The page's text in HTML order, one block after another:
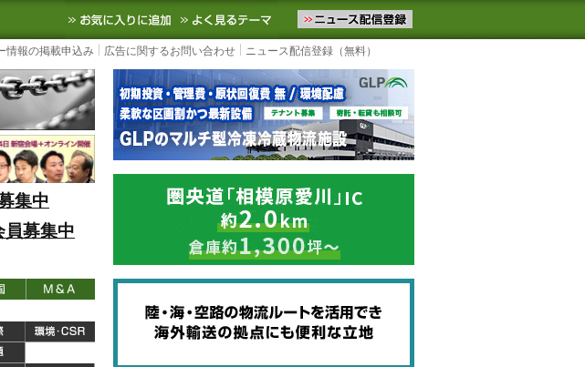
など国内外の最新の物流ニュースをお届けします。物流ニュースメール配信を登録す
お気に入りに追加 よく見るテーマ
情報の掲載申込み 広告に関するお問い合わせ ニュース配信登録（無料）
集中
募集中